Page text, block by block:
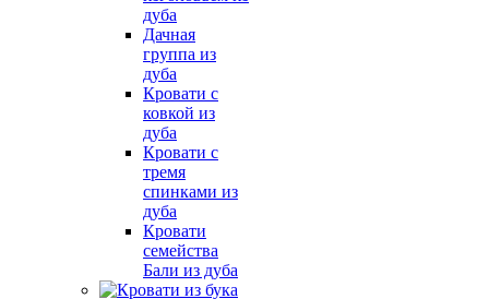
дуба
Дачная
группа из
дуба
Кровати с
ковкой из
дуба
Кровати с
тремя
спинками из
дуба
Кровати
семейства
Бали из дуба